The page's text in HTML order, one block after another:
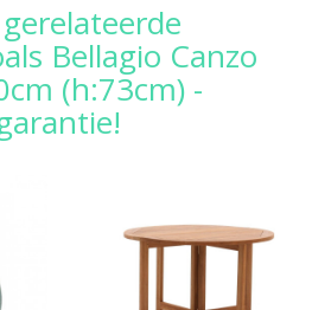
Bellagio Canzo
(h:73cm) -